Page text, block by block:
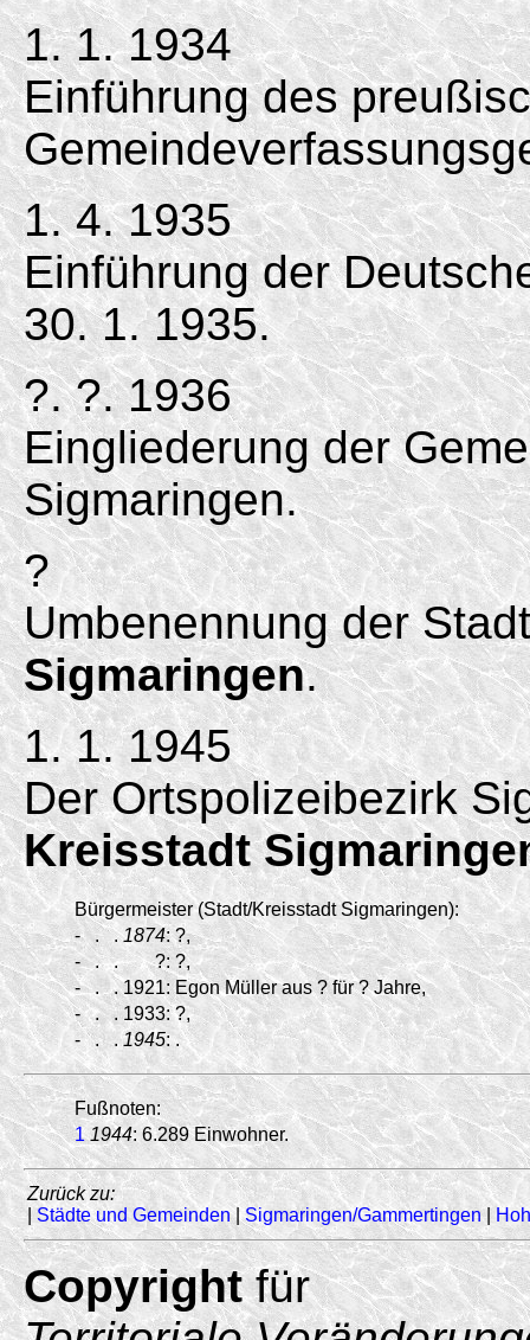
1. 1. 1934
Einführung des
1. 4. 1935
Einführung der
30. 1. 1935.
?. ?. 1936
Eingliederung der
Sigmaringen.
?
Umbenennung der
Sigmaringen.
1. 1. 1945
Der Ortspolizeibezirk
Kreisstadt
Bürgermeister (Stadt/Kreisstadt Sigmaringen):
-
. . 1874: ?,
-
. . ?: ?,
-
. . 1921: Egon Müller aus ? für ? Jahre,
-
. . 1933: ?,
- . . 1945: .
Fußnoten:
1 1944: 6.289 Einwohner.
Zurück zu:
Städte und Gemeinden|Sigmaringen/Gammertingen|
Copyrightfür